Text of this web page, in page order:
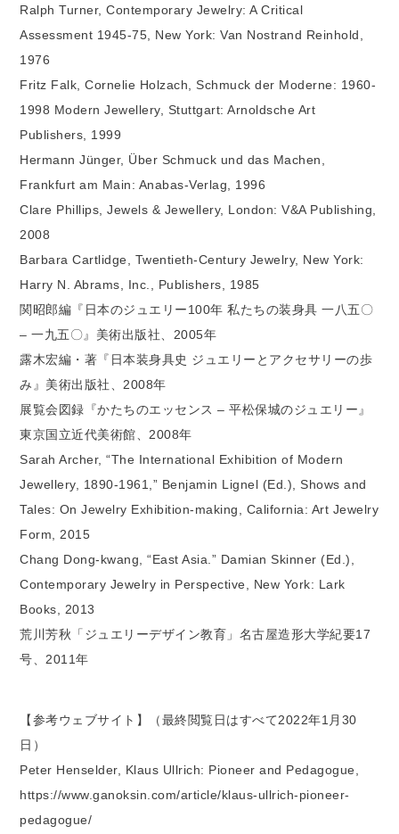
Ralph Turner, Contemporary Jewelry: A Critical
Assessment 1945-75, New York: Van Nostrand Reinhold,
1976
Fritz Falk, Cornelie Holzach, Schmuck der Moderne: 1960-
1998 Modern Jewellery, Stuttgart: Arnoldsche Art
Publishers, 1999
Hermann Jünger, Über Schmuck und das Machen,
Frankfurt am Main: Anabas-Verlag, 1996
Clare Phillips, Jewels & Jewellery, London: V&A Publishing,
2008
Barbara Cartlidge, Twentieth-Century Jewelry, New York:
Harry N. Abrams, Inc., Publishers, 1985
関昭郎編『日本のジュエリー100年 私たちの装身具 一八五〇
– 一九五〇』美術出版社、2005年
露木宏編・著『日本装身具史 ジュエリーとアクセサリーの歩
み』美術出版社、2008年
展覧会図録『かたちのエッセンス – 平松保城のジュエリー』
東京国立近代美術館、2008年
Sarah Archer, “The International Exhibition of Modern
Jewellery, 1890-1961,” Benjamin Lignel (Ed.), Shows and
Tales: On Jewelry Exhibition-making, California: Art Jewelry
Form, 2015
Chang Dong-kwang, “East Asia.” Damian Skinner (Ed.),
Contemporary Jewelry in Perspective, New York: Lark
Books, 2013
荒川芳秋「ジュエリーデザイン教育」名古屋造形大学紀要17
号、2011年
【参考ウェブサイト】（最終閲覧日はすべて2022年1月30
日）
Peter Henselder, Klaus Ullrich: Pioneer and Pedagogue,
https://www.ganoksin.com/article/klaus-ullrich-pioneer-
pedagogue/